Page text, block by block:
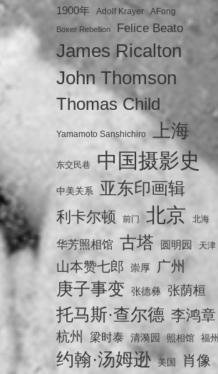
1900年 Adolf Krayer AFong
Boxer Rebellion Felice Beato
James Ricalton
John Thomson
Thomas Child
Yamamoto Sanshichiro 上海
东交民巷 中国摄影史
中美关系 亚东印画辑
利卡尔顿 前门 北京 北海
华芳照相馆 古塔 圆明园 天津
山本赞七郎 崇厚 广州
庚子事变 张德彝 张荫桓
托马斯·查尔德 李鸿章
杭州 梁时泰 清漪园 照相馆 福州
约翰·汤姆逊 美国 肖像